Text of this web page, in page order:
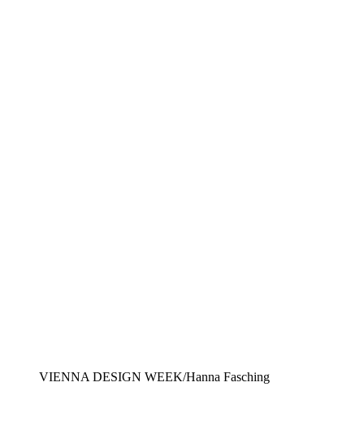
VIENNA DESIGN WEEK/Hanna Fasching